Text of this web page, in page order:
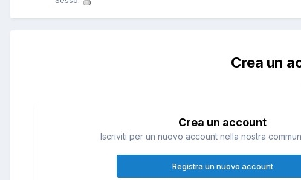
Crea un
Crea un account
Iscriviti per un nuovo account nella nostra
Registra un nuovo account